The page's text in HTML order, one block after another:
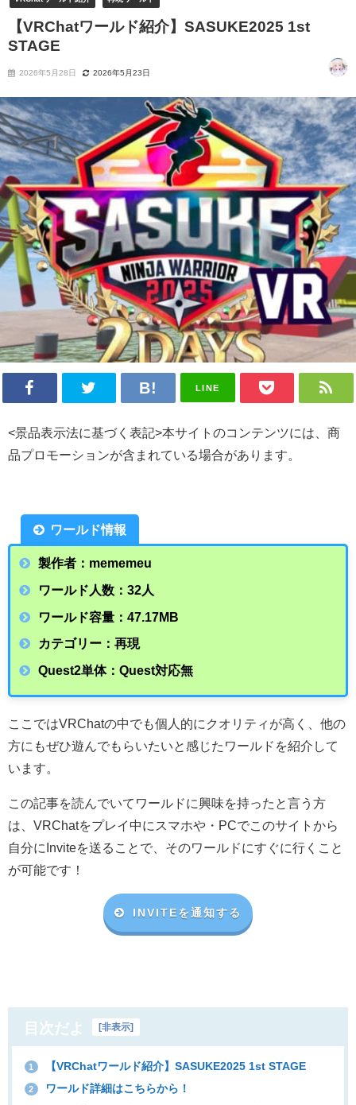
【VRChatワールド紹介】SASUKE2025 1st
STAGE
2026年5月28日 2026年5月23日
LINE
<景品表示法に基づく表記>本サイトのコンテンツには、商
品プロモーションが含まれている場合があります。
ワールド情報
製作者：mememeu
ワールド人数：32人
ワールド容量：47.17MB
カテゴリー：再現
Quest2単体：Quest対応無
ここではVRChatの中でも個人的にクオリティが高く、他の
方にもぜひ遊んでもらいたいと感じたワールドを紹介して
います。
この記事を読んでいてワールドに興味を持ったと言う方
は、VRChatをプレイ中にスマホや・ PCでこのサイトから
自分に Inviteを送ることで、そのワールドにすぐに行くこと
が可能です！
INVITEを通知する
目次だよ [非表示]
1 【VRChatワールド紹介】SASUKE2025 1st STAGE
2 ワールド詳細はこちらから！